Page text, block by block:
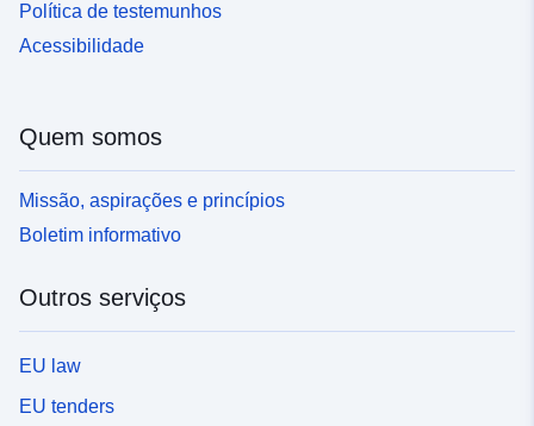
Política de testemunhos
Acessibilidade
Quem somos
Missão, aspirações e princípios
Boletim informativo
Outros serviços
EU law
EU tenders